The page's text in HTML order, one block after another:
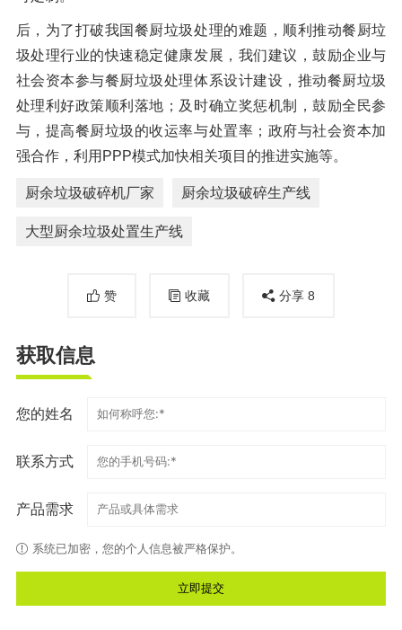
后，为了打破我国餐厨垃圾处理的难题，顺利推动餐厨垃
圾处理行业的快速稳定健康发展，我们建议，鼓励企业与
社会资本参与餐厨垃圾处理体系设计建设，推动餐厨垃圾
处理利好政策顺利落地；及时确立奖惩机制，鼓励全民参
与，提高餐厨垃圾的收运率与处置率；政府与社会资本加
强合作，利用PPP模式加快相关项目的推进实施等。
厨余垃圾破碎机厂家 厨余垃圾破碎生产线
大型厨余垃圾处置生产线
赞 收藏 分享 8
获取信息
您的姓名
联系方式
产品需求
系统已加密，您的个人信息被严格保护。